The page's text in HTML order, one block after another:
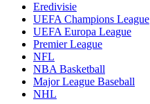
Eredivisie
UEFA Champions League
UEFA Europa League
Premier League
NFL
NBA Basketball
Major League Baseball
NHL